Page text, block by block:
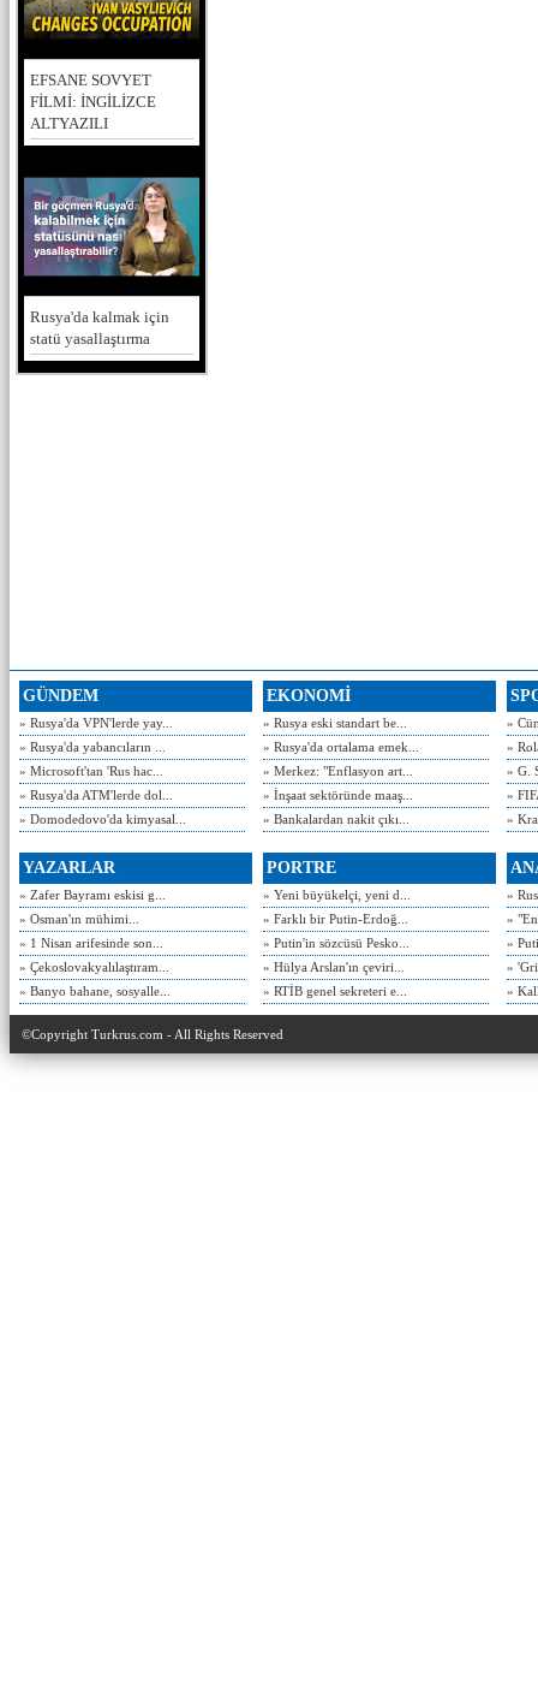
EFSANE SOVYET
FİLMİ: İNGİLİZCE
ALTYAZILI
Rusya'da kalmak için
statü yasallaştırma
GÜNDEM
» Rusya'da VPN'lerde yay...
» Rusya'da yabancıların ...
» Microsoft'tan 'Rus hac...
» Rusya'da ATM'lerde dol...
» Domodedovo'da kimyasal...
EKONOMİ
» Rusya eski standart be...
» Rusya'da ortalama emek...
» Merkez: "Enflasyon art...
» İnşaat sektöründe maaş...
» Bankalardan nakit çıkı...
»
»
» G.
»
»
YAZARLAR
» Zafer Bayramı eskisi g...
» Osman'ın mühimi...
» 1 Nisan arifesinde son...
» Çekoslovakyalılaştıram...
» Banyo bahane, sosyalle...
PORTRE
» Yeni büyükelçi, yeni d...
» Farklı bir Putin-Erdoğ...
» Putin'in sözcüsü Pesko...
» Hülya Arslan'ın çeviri...
» RTİB genel sekreteri e...
»
»
»
»
»
©Copyright Turkrus.com - All Rights Reserved